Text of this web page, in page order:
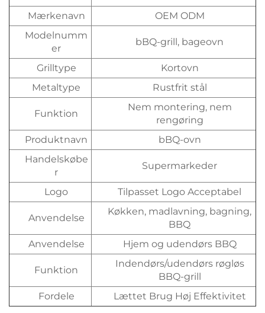
Mærkenavn
OEM ODM
Modelnumm
er
bBQ-grill, bageovn
Grilltype
Kortovn
Metaltype
Rustfrit stål
Funktion
Nem montering, nem
rengøring
Produktnavn
bBQ-ovn
Handelskøbe
r
Supermarkeder
Logo Tilpasset Logo Acceptabel
Anvendelse
Køkken, madlavning, bagning,
BBQ
Anvendelse
Hjem og udendørs BBQ
Funktion
Indendørs/udendørs røgløs
BBQ-grill
Fordele
Lættet Brug Høj Effektivitet